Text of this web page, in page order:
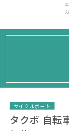
サイクルポート
タクボ 自転